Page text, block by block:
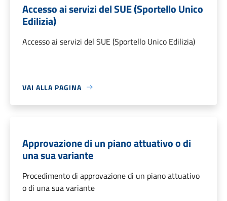
Accesso ai servizi del SUE (Sportello Unico
Edilizia)
Accesso ai servizi del SUE (Sportello Unico Edilizia)
VAI ALLA PAGINA
Approvazione di un piano attuativo o di
una sua variante
Procedimento di approvazione di un piano attuativo
o di una sua variante